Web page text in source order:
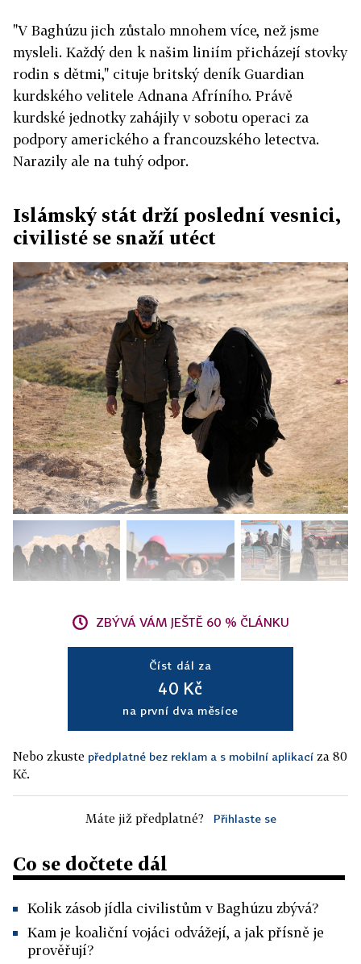
"V Baghúzu jich zůstalo mnohem více, než jsme
mysleli. Každý den k našim liniím přicházejí stovky
rodin s dětmi," cituje britský deník Guardian
kurdského velitele Adnana Afríního. Právě
kurdské jednotky zahájily v sobotu operaci za
podpory amerického a francouzského letectva.
Narazily ale na tuhý odpor.
Islámský stát drží poslední vesnici,
civilisté se snaží utéct
ZBÝVÁ VÁM JEŠTĚ 60 % ČLÁNKU
Číst dál za
40 Kč
na první dva měsíce
Nebo zkuste předplatné bez reklam a s mobilní aplikací za 80
Kč.
Máte již předplatné? Přihlaste se
Co se dočtete dál
Kolik zásob jídla civilistům v Baghúzu zbývá?
Kam je koaliční vojáci odvážejí, a jak přísně je
prověřují?